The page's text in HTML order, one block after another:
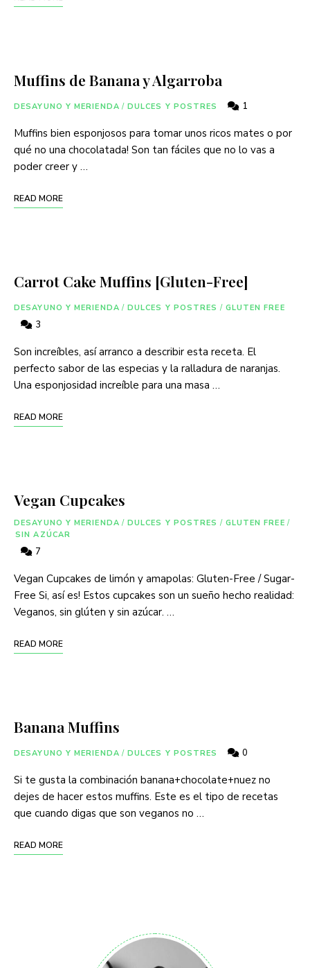
Muffins de Banana y Algarroba
DESAYUNO Y MERIENDA / DULCES Y POSTRES 1
Muffins bien esponjosos para tomar unos ricos mates o por
qué no una chocolatada! Son tan fáciles que no lo vas a
poder creer y …
READ MORE
Carrot Cake Muffins [Gluten-Free]
DESAYUNO Y MERIENDA / DULCES Y POSTRES / GLUTEN FREE
3
Son increíbles, así arranco a describir esta receta. El
perfecto sabor de las especias y la ralladura de naranjas.
Una esponjosidad increíble para una masa …
READ MORE
Vegan Cupcakes
DESAYUNO Y MERIENDA / DULCES Y POSTRES / GLUTEN FREE /
SIN AZÚCAR
7
Vegan Cupcakes de limón y amapolas: Gluten-Free / Sugar-
Free Si, así es! Estos cupcakes son un sueño hecho realidad:
Veganos, sin glúten y sin azúcar. …
READ MORE
Banana Muffins
DESAYUNO Y MERIENDA / DULCES Y POSTRES 0
Si te gusta la combinación banana+chocolate+nuez no
dejes de hacer estos muffins. Este es el tipo de recetas
que cuando digas que son veganos no …
READ MORE